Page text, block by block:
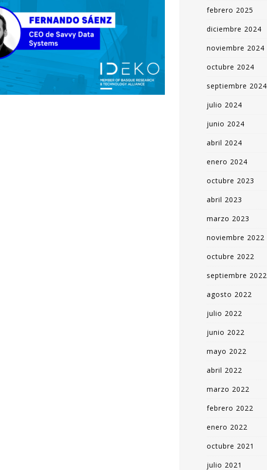
febrero 2025
diciembre 2024
noviembre 2024
octubre 2024
septiembre 2024
julio 2024
junio 2024
abril 2024
enero 2024
octubre 2023
abril 2023
marzo 2023
noviembre 2022
octubre 2022
septiembre 2022
agosto 2022
julio 2022
junio 2022
mayo 2022
abril 2022
marzo 2022
febrero 2022
enero 2022
octubre 2021
julio 2021